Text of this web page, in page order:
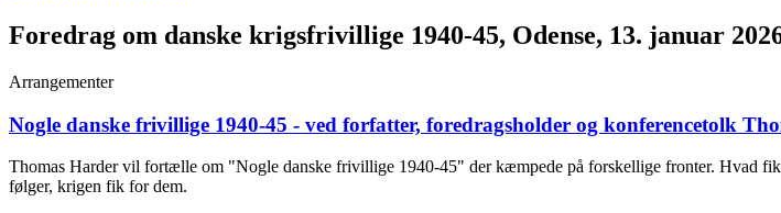
Foredrag om danske krigsfrivillige 1940-45, Odense, 13. januar
Arrangementer
Nogle danske frivillige 1940-45 - ved forfatter, foredragsholder og konferencetolk
Thomas Harder vil fortælle om "Nogle danske frivillige 1940-45" der kæmpede på forskellige fronter. Hvad
følger, krigen fik for dem.